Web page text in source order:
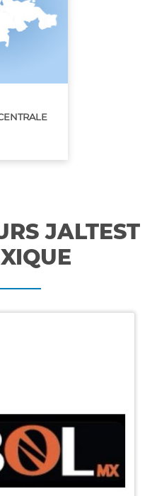
JALTEST